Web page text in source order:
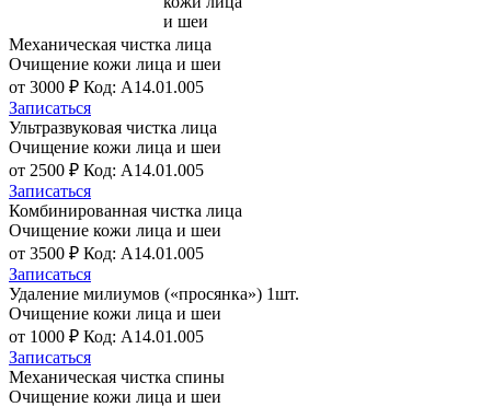
и шеи
Механическая чистка лица
Очищение кожи лица и шеи
от 3000 ₽ Код: A14.01.005
Записаться
Ультразвуковая чистка лица
Очищение кожи лица и шеи
от 2500 ₽ Код: A14.01.005
Записаться
Комбинированная чистка лица
Очищение кожи лица и шеи
от 3500 ₽ Код: A14.01.005
Записаться
Удаление милиумов («просянка») 1шт.
Очищение кожи лица и шеи
от 1000 ₽ Код: A14.01.005
Записаться
Механическая чистка спины
Очищение кожи лица и шеи